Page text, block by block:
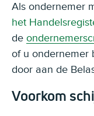
Als ondernemer
het
de
of u ondernemer
door aan de
Voorkom